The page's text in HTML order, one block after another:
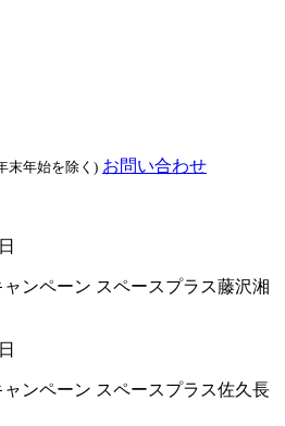
末年始を除く) お問い合わせ
ンペーン スペースプラス藤沢湘
ンペーン スペースプラス佐久長